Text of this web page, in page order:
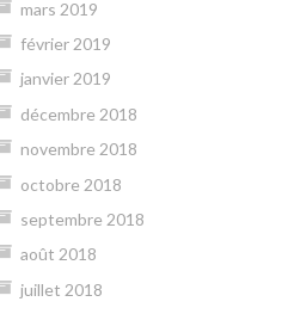
mars 2019
février 2019
janvier 2019
décembre 2018
novembre 2018
octobre 2018
septembre 2018
août 2018
juillet 2018